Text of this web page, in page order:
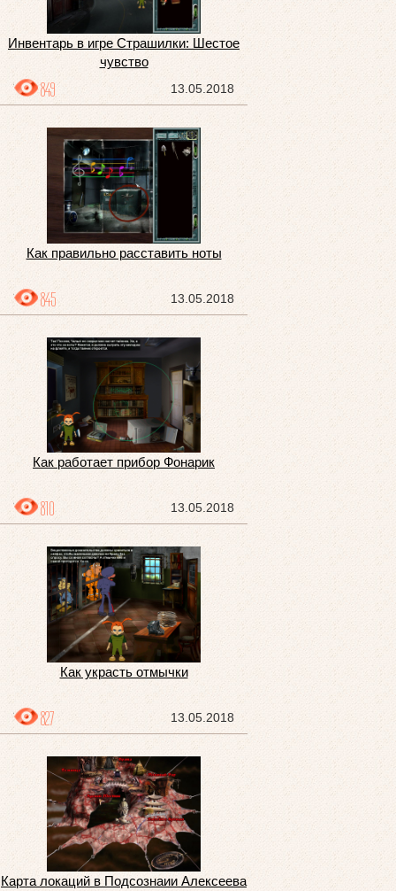
Инвентарь в игре Страшилки: Шестое
чувство
13.05.2018
849
Как правильно расставить ноты
13.05.2018
845
Как работает прибор Фонарик
13.05.2018
810
Как украсть отмычки
13.05.2018
827
Карта локаций в Подсознаии Алексеева